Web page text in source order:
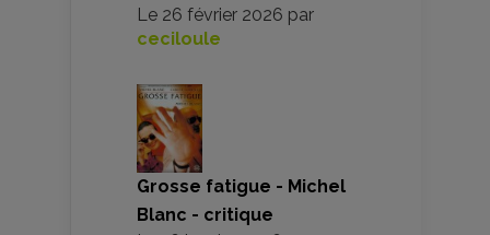
Le 26 février 2026 par
ceciloule
Grosse fatigue - Michel
Blanc - critique